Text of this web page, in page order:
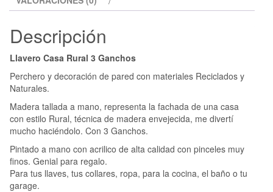
Descripción
Llavero Casa Rural 3 Ganchos
Perchero y decoración de pared con materiales Reciclados y
Naturales.
Madera tallada a mano, representa la fachada de una casa
con estilo Rural, técnica de madera envejecida, me divertí
mucho haciéndolo. Con 3 Ganchos.
Pintado a mano con acrilico de alta calidad con pinceles muy
finos. Genial para regalo.
Para tus llaves, tus collares, ropa, para la cocina, el baño o tu
garage.